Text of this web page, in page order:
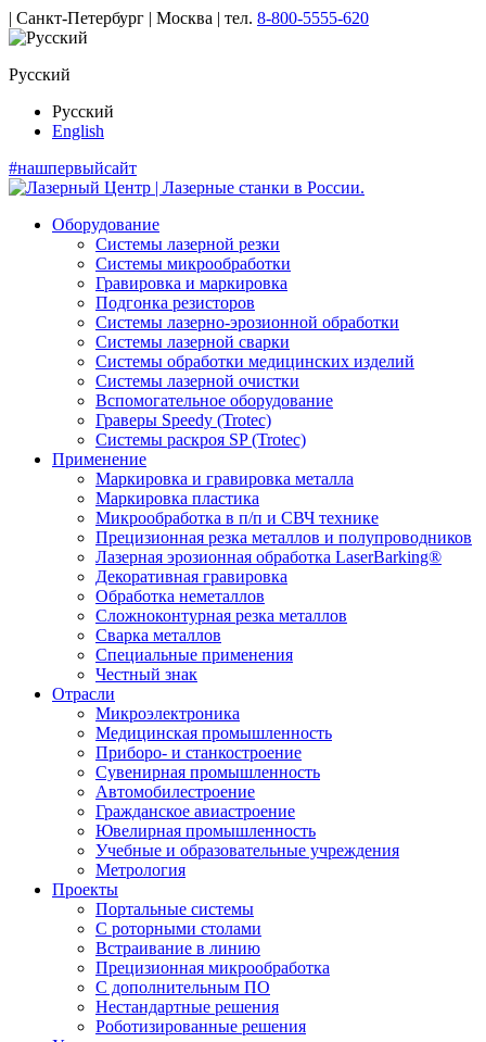
| Санкт-Петербург | Москва | тел. 8-800-5555-620
Русский
Русский
English
#нашпервыйсайт
Оборудование
Системы лазерной резки
Системы микрообработки
Гравировка и маркировка
Подгонка резисторов
Системы лазерно-эрозионной обработки
Системы лазерной сварки
Системы обработки медицинских изделий
Системы лазерной очистки
Вспомогательное оборудование
Граверы Speedy (Trotec)
Системы раскроя SP (Trotec)
Применение
Маркировка и гравировка металла
Маркировка пластика
Микрообработка в п/п и СВЧ технике
Прецизионная резка металлов и полупроводников
Лазерная эрозионная обработка LaserBarking®
Декоративная гравировка
Обработка неметаллов
Сложноконтурная резка металлов
Сварка металлов
Специальные применения
Честный знак
Отрасли
Микроэлектроника
Медицинская промышленность
Приборо- и станкостроение
Сувенирная промышленность
Автомобилестроение
Гражданское авиастроение
Ювелирная промышленность
Учебные и образовательные учреждения
Метрология
Проекты
Портальные системы
С роторными столами
Встраивание в линию
Прецизионная микрообработка
С дополнительным ПО
Нестандартные решения
Роботизированные решения